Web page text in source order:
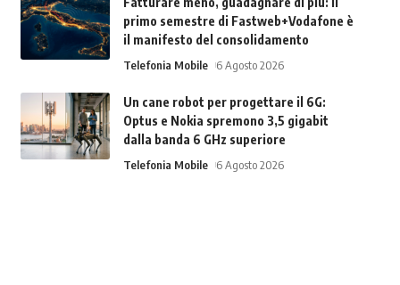
primo semestre di Fastweb+Vodafone è
il manifesto del consolidamento
Telefonia Mobile 6 Agosto 2026
Un cane robot per progettare il 6G:
Optus e Nokia spremono 3,5 gigabit
dalla banda 6 GHz superiore
Telefonia Mobile 6 Agosto 2026